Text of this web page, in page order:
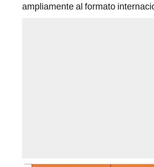
ampliamente al formato